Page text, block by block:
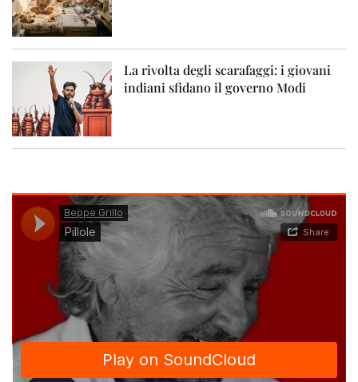
La rivolta degli scarafaggi: i giovani
indiani sfidano il governo Modi